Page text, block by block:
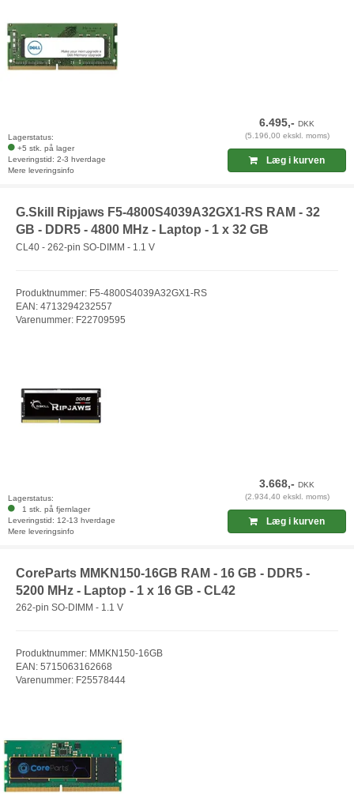
Lagerstatus:
+5 stk. på lager
Leveringstid: 2-3 hverdage
Mere leveringsinfo
6.495,-DKK
(5.196,00 ekskl. moms)
Læg i kurven
G.Skill Ripjaws F5-4800S4039A32GX1-RS RAM - 32
GB - DDR5 - 4800 MHz - Laptop - 1 x 32 GB
CL40 - 262-pin SO-DIMM - 1.1 V
Produktnummer: F5-4800S4039A32GX1-RS
EAN: 4713294232557
Varenummer: F22709595
Lagerstatus:
1 stk. på fjernlager
Leveringstid: 12-13 hverdage
Mere leveringsinfo
3.668,-DKK
(2.934,40 ekskl. moms)
Læg i kurven
CoreParts MMKN150-16GB RAM - 16 GB - DDR5 -
5200 MHz - Laptop - 1 x 16 GB - CL42
262-pin SO-DIMM - 1.1 V
Produktnummer: MMKN150-16GB
EAN: 5715063162668
Varenummer: F25578444